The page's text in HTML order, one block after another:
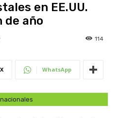
en EE.UU.
de año
114
X WhatsApp